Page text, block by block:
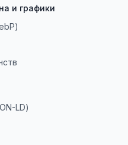
и графики
LD)